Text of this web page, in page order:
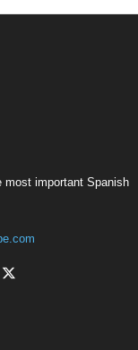
most important Spanish